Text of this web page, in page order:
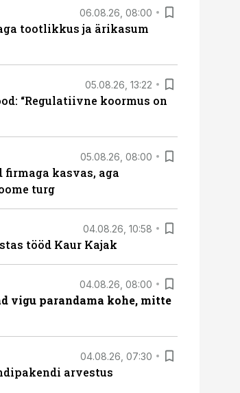
06.08.26, 08:00
tootlikkus ja ärikasum
05.08.26, 13:22
“Regulatiivne koormus on
05.08.26, 08:00
firmaga kasvas, aga
turg
04.08.26, 10:58
tööd Kaur Kajak
04.08.26, 08:00
vigu parandama kohe, mitte
04.08.26, 07:30
arvestus